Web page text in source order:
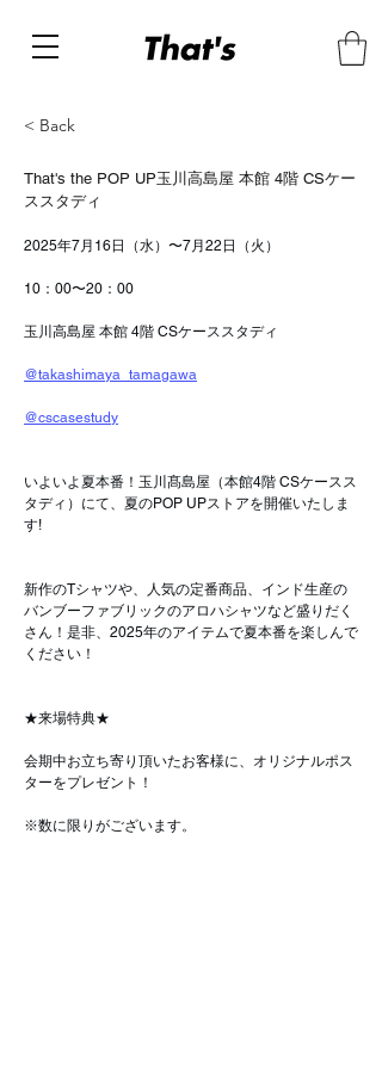
< Back
That's the POP UP玉川高島屋 本館 4階 CSケー
ススタディ
2025年7月16日（水）〜7月22日（火）
10：00〜20：00
玉川高島屋 本館 4階 CSケーススタディ
@takashimaya_tamagawa
@cscasestudy
いよいよ夏本番！玉川髙島屋（本館4階 CSケースス
タディ）にて、夏のPOP UPストアを開催いたしま
す!
新作のTシャツや、人気の定番商品、インド生産の
バンブーファブリックのアロハシャツなど盛りだく
さん！是非、2025年のアイテムで夏本番を楽しんで
ください！
★来場特典★
会期中お立ち寄り頂いたお客様に、オリジナルポス
ターをプレゼント！
※数に限りがございます。